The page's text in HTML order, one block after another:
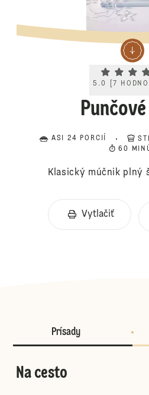
5.0 7
ASI 24 PORCIÍ
60
Klasický múčnik plný
Vytlačiť
Prísady
Na cesto